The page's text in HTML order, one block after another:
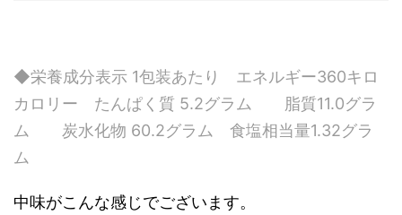
◆栄養成分表示 1包装あたり エネルギー360キロ
カロリー たんぱく質 5.2グラム 脂質11.0グラ
ム 炭水化物 60.2グラム 食塩相当量1.32グラ
ム
中味がこんな感じでございます。